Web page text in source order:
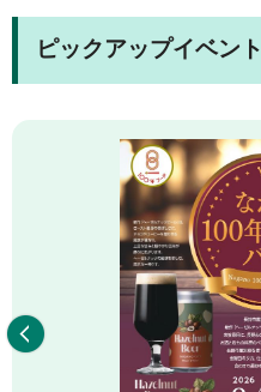
ピックアップイベント